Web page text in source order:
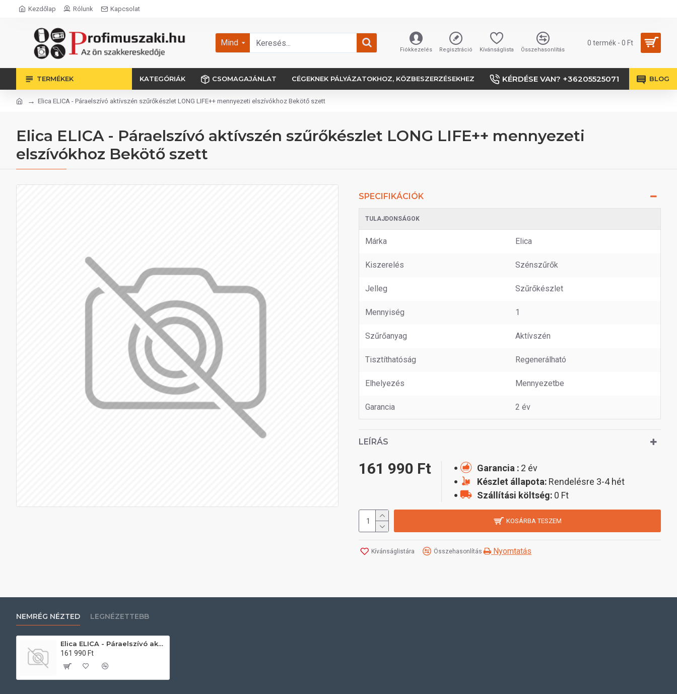
Kezdőlap Rólunk Kapcsolat
Mind
Fiókkezelés Regisztráció Kívánságlista Összehasonlítás
0 termék - 0 Ft
TERMÉKEK KATEGÓRIÁK CSOMAGAJÁNLAT CÉGEKNEK PÁLYÁZATOKHOZ, KÖZBESZERZÉSEKHEZ KÉRDÉSE VAN? +36205525071 BLOG
Elica ELICA - Páraelszívó aktívszén szűrőkészlet LONG LIFE++ mennyezeti elszívókhoz Bekötő szett
Elica ELICA - Páraelszívó aktívszén szűrőkészlet LONG LIFE++ mennyezeti
elszívókhoz Bekötő szett
SPECIFIKÁCIÓK
TULAJDONSÁGOK
Márka Elica
Kiszerelés Szénszűrők
Jelleg Szűrőkészlet
Mennyiség 1
Szűrőanyag Aktívszén
Tisztíthatóság Regenerálható
Elhelyezés Mennyezetbe
Garancia 2 év
LEÍRÁS
161 990 Ft Garancia : 2 év
Készlet állapota: Rendelésre 3-4 hét
Szállítási költség: 0 Ft
KOSÁRBA TESZEM
Kívánságlistára Összehasonlítás Nyomtatás
NEMRÉG NÉZTED LEGNÉZETTEBB
Elica ELICA - Páraelszívó aktívszén szűrőkészlet LONG LIFE++ mennyezeti elszívókhoz Bekötő szett
161 990 Ft